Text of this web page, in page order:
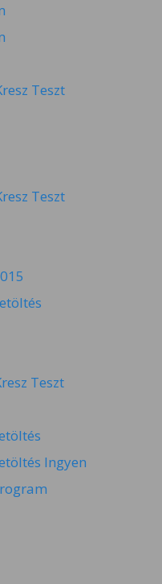
Teszt
Teszt
Teszt
Ingyen